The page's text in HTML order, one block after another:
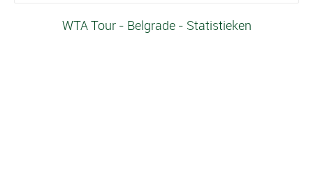
WTA Tour - Belgrade - Statistieken